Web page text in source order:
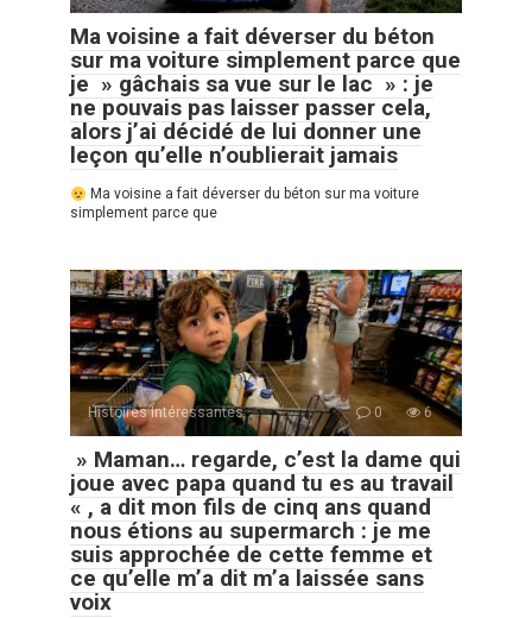
Ma voisine a fait déverser du béton
sur ma voiture simplement parce que
je » gâchais sa vue sur le lac » : je
ne pouvais pas laisser passer cela,
alors j’ai décidé de lui donner une
leçon qu’elle n’oublierait jamais
Ma voisine a fait déverser du béton sur ma voiture
simplement parce que
Histoires Intéressantes 0 6
» Maman… regarde, c’est la dame qui
joue avec papa quand tu es au travail
« , a dit mon fils de cinq ans quand
nous étions au supermarch : je me
suis approchée de cette femme et
ce qu’elle m’a dit m’a laissée sans
voix